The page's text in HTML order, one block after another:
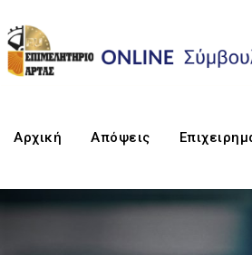
Αρχική Απόψεις